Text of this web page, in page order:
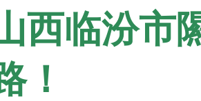
西临汾市
！